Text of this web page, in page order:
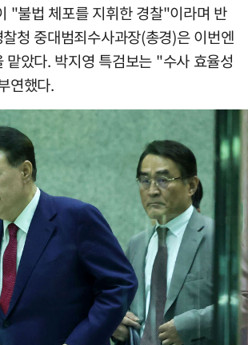
"불법 체포를 지휘한 경찰"이라며 반
청 중대범죄수사과장(총경)은 이번엔
맡았다. 박지영 특검보는 "수사 효율성
연했다.